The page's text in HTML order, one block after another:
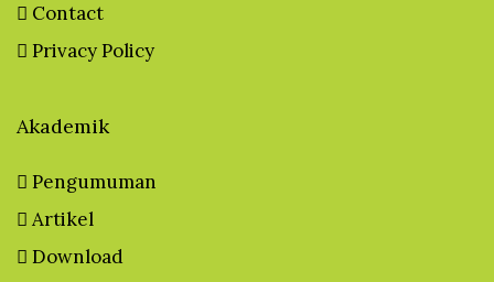
Contact
Privacy Policy
Akademik
Pengumuman
Artikel
Download